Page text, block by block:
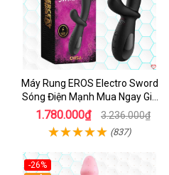
Máy Rung EROS Electro Sword
Sóng Điện Mạnh Mua Ngay Giá
Tốt
1.780.000₫ 3.236.000₫
(837)
-26%